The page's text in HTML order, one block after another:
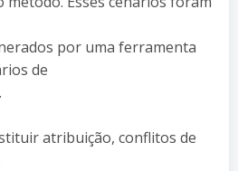
por uma ferramenta
de
atribuição, conflitos de